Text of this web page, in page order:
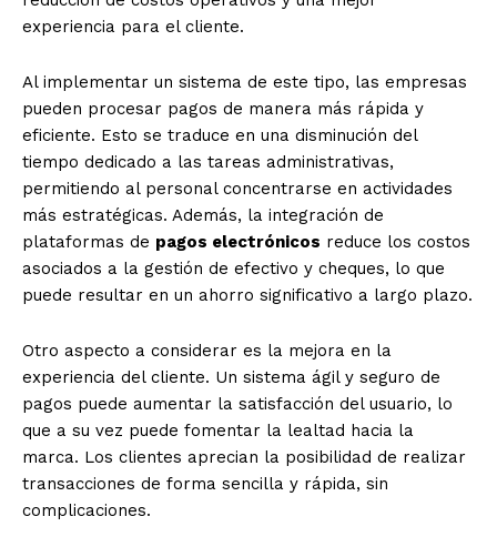
experiencia para el cliente.
Al implementar un sistema de este tipo, las empresas
pueden procesar pagos de manera más rápida y
eficiente. Esto se traduce en una disminución del
tiempo dedicado a las tareas administrativas,
permitiendo al personal concentrarse en actividades
más estratégicas. Además, la integración de
plataformas de pagos electrónicos reduce los costos
asociados a la gestión de efectivo y cheques, lo que
puede resultar en un ahorro significativo a largo plazo.
Otro aspecto a considerar es la mejora en la
experiencia del cliente. Un sistema ágil y seguro de
pagos puede aumentar la satisfacción del usuario, lo
que a su vez puede fomentar la lealtad hacia la
marca. Los clientes aprecian la posibilidad de realizar
transacciones de forma sencilla y rápida, sin
complicaciones.